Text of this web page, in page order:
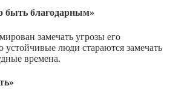
быть благодарным»
замечать угрозы его
люди стараются замечать
времена.